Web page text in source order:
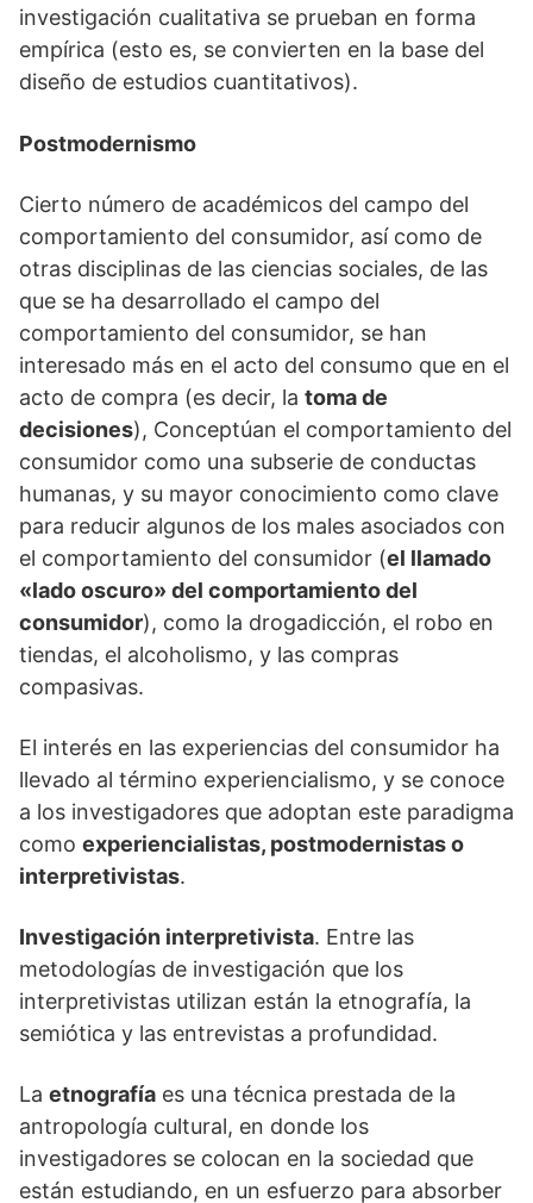
investigación cualitativa se prueban en forma
empírica (esto es, se convierten en la base del
diseño de estudios cuantitativos).
Postmodernismo
Cierto número de académicos del campo del
comportamiento del consumidor, así como de
otras disciplinas de las ciencias sociales, de las
que se ha desarrollado el campo del
comportamiento del consumidor, se han
interesado más en el acto del consumo que en el
acto de compra (es decir, la toma de
decisiones), Conceptúan el comportamiento del
consumidor como una subserie de conductas
humanas, y su mayor conocimiento como clave
para reducir algunos de los males asociados con
el comportamiento del consumidor (el llamado
«lado oscuro» del comportamiento del
consumidor), como la drogadicción, el robo en
tiendas, el alcoholismo, y las compras
compasivas.
El interés en las experiencias del consumidor ha
llevado al término experiencialismo, y se conoce
a los investigadores que adoptan este paradigma
como experiencialistas, postmodernistas o
interpretivistas.
Investigación interpretivista. Entre las
metodologías de investigación que los
interpretivistas utilizan están la etnografía, la
semiótica y las entrevistas a profundidad.
La etnografía es una técnica prestada de la
antropología cultural, en donde los
investigadores se colocan en la sociedad que
están estudiando, en un esfuerzo para absorber